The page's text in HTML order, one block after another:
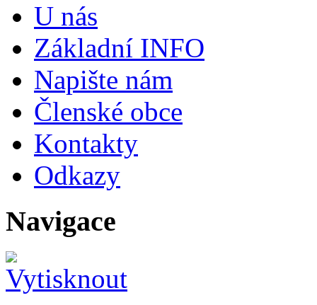
U nás
Základní INFO
Napište nám
Členské obce
Kontakty
Odkazy
Navigace